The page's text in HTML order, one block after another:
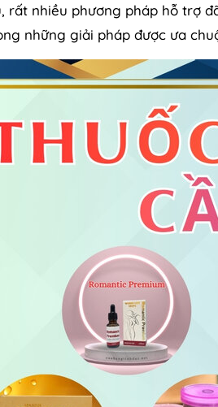
rất nhiều phương pháp hỗ trợ
những giải pháp được ưa